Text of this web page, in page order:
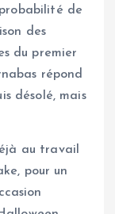
de
des
du premier
répond
désolé, mais
au travail
pour un